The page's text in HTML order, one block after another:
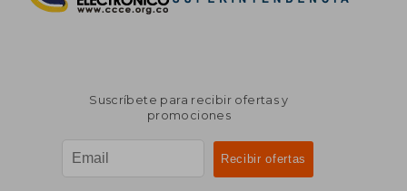
Suscríbete para recibir ofertas y
promociones